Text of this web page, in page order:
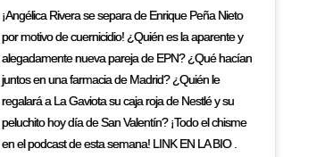
¡Angélica Rivera se separa de Enrique Peña Nieto
por motivo de cuernicidio! ¿Quién es la aparente y
alegadamente nueva pareja de EPN? ¿Qué hacían
juntos en una farmacia de Madrid? ¿Quién le
regalará a La Gaviota su caja roja de Nestlé y su
peluchito hoy día de San Valentín? ¡Todo el chisme
en el podcast de esta semana! LINK EN LA BIO .